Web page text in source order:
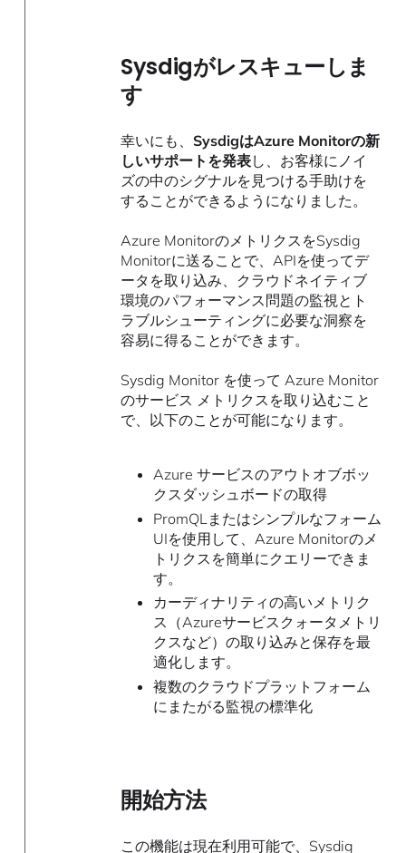
Sysdigがレスキューしま
す
幸いにも、SysdigはAzure Monitorの新
しいサポートを発表し、お客様にノイ
ズの中のシグナルを見つける手助けを
することができるようになりました。
Azure MonitorのメトリクスをSysdig
Monitorに送ることで、APIを使ってデ
ータを取り込み、クラウドネイティブ
環境のパフォーマンス問題の監視とト
ラブルシューティングに必要な洞察を
容易に得ることができます。
Sysdig Monitor を使って Azure Monitor
のサービス メトリクスを取り込むこと
で、以下のことが可能になります。
Azure サービスのアウトオブボッ
クスダッシュボードの取得
PromQLまたはシンプルなフォーム
UIを使用して、Azure Monitorのメ
トリクスを簡単にクエリーできま
す。
カーディナリティの高いメトリク
ス（Azureサービスクォータメトリ
クスなど）の取り込みと保存を最
適化します。
複数のクラウドプラットフォーム
にまたがる監視の標準化
開始方法
この機能は現在利用可能で、Sysdig